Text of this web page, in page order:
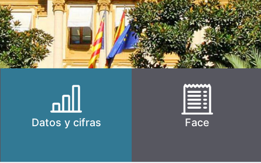
Datos y cifras Face